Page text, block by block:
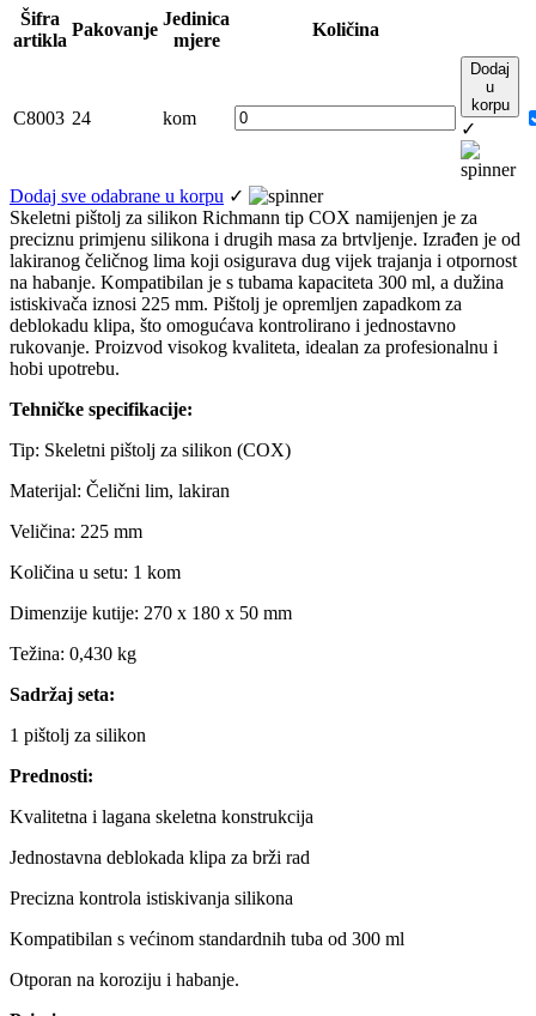
Šifra
artikla
Pakovanje
Jedinica
mjere
Količina
C8003 24 kom
Dodaj
u
korpu
✓
Dodaj sve odabrane u korpu ✓
Skeletni pištolj za silikon Richmann tip COX namijenjen je za
preciznu primjenu silikona i drugih masa za brtvljenje. Izrađen je od
lakiranog čeličnog lima koji osigurava dug vijek trajanja i otpornost
na habanje. Kompatibilan je s tubama kapaciteta 300 ml, a dužina
istiskivača iznosi 225 mm. Pištolj je opremljen zapadkom za
deblokadu klipa, što omogućava kontrolirano i jednostavno
rukovanje. Proizvod visokog kvaliteta, idealan za profesionalnu i
hobi upotrebu.
Tehničke specifikacije:
Tip: Skeletni pištolj za silikon (COX)
Materijal: Čelični lim, lakiran
Veličina: 225 mm
Količina u setu: 1 kom
Dimenzije kutije: 270 x 180 x 50 mm
Težina: 0,430 kg
Sadržaj seta:
1 pištolj za silikon
Prednosti:
Kvalitetna i lagana skeletna konstrukcija
Jednostavna deblokada klipa za brži rad
Precizna kontrola istiskivanja silikona
Kompatibilan s većinom standardnih tuba od 300 ml
Otporan na koroziju i habanje.